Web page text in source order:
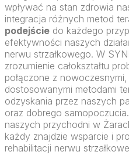
wpływać na stan zdrowia
integracja różnych metod
podejście do każdego
efektywności naszych
nerwu strzałkowego. W
zrozumienie całokształtu
połączone z
dostosowanymi metodami
odzyskania przez naszych
oraz dobrego
naszych przychodni w
każdy znajdzie wsparcie i
rehabilitacji nerwu